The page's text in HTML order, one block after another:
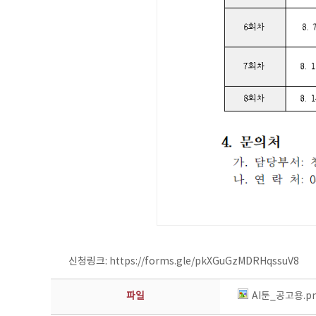
신청링크: https://forms.gle/pkXGuGzMDRHqssuV8
파일 AI툰_공고용